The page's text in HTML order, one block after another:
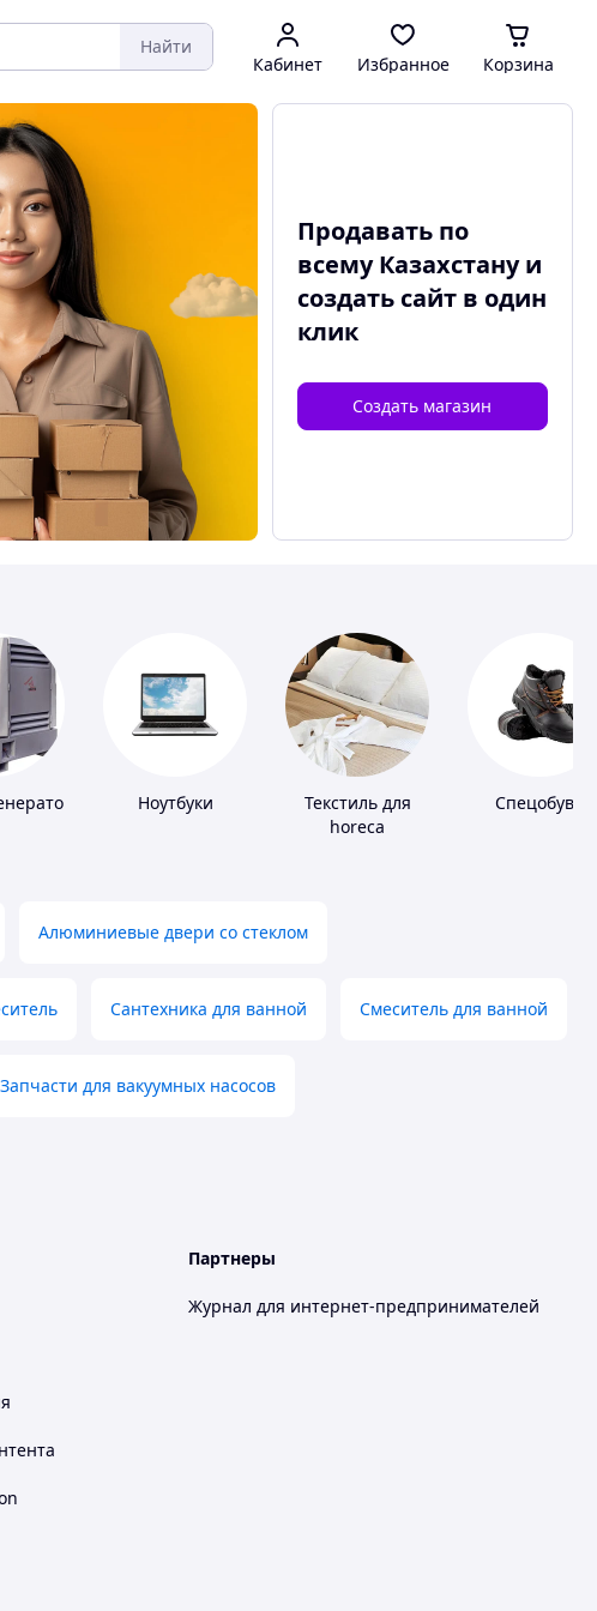
Найти
Кабинет Избранное Корзина
Продавать по
всему Казахстану и
создать сайтв один
клик
Создать магазин
Ноутбуки
Текстиль для
horeca
Спецобувь
Алюминиевые двери со стеклом
Сантехника для ванной Смеситель для ванной
Запчасти для вакуумных насосов
Партнеры
Журнал для интернет-предпринимателей